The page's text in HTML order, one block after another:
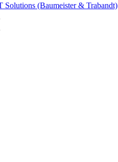
Solutions (Baumeister & Trabandt)